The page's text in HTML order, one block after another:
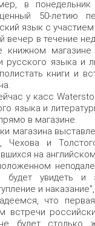
в
50-летию
язык с
вечер в течение
книжном
русского языка и
книги и
у касс
языка и
в магазине.
магазина
Чехова и
на
будет увидеть и
и
что
встречи
будет столько